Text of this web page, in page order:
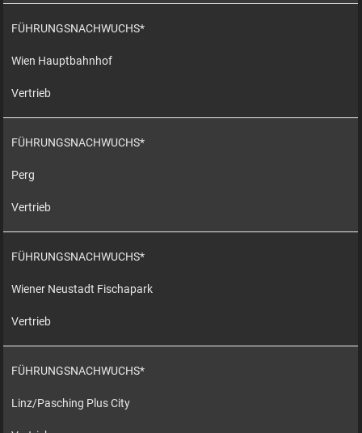
FÜHRUNGSNACHWUCHS*
Wien Hauptbahnhof
Vertrieb
FÜHRUNGSNACHWUCHS*
Perg
Vertrieb
FÜHRUNGSNACHWUCHS*
Wiener Neustadt Fischapark
Vertrieb
FÜHRUNGSNACHWUCHS*
Linz/Pasching Plus City